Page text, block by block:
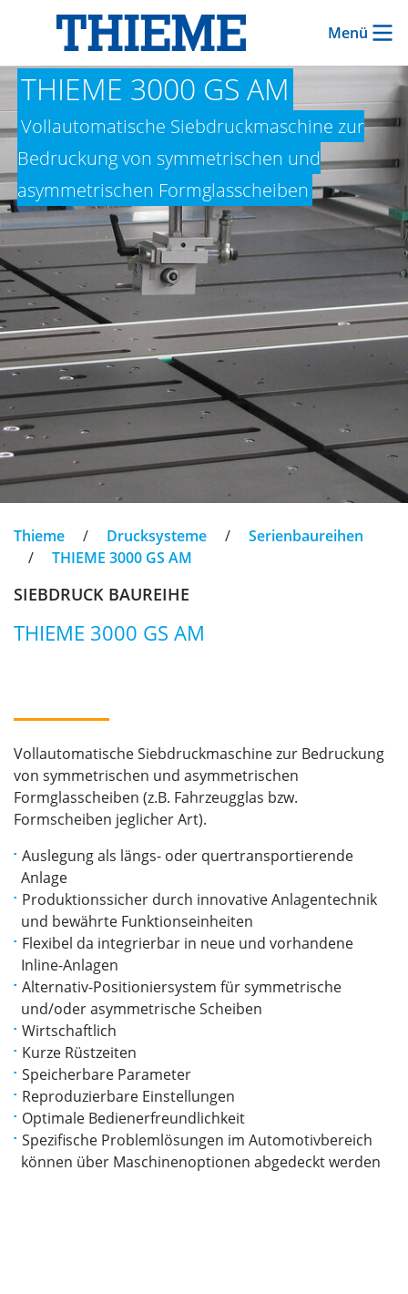
Menü
THIEME 3000 GS AM
Vollautomatische Siebdruckmaschine zur
Bedruckung von symmetrischen und
asymmetrischen Formglasscheiben
Thieme / Drucksysteme /
Serienbaureihen
/
THIEME 3000 GS AM
SIEBDRUCK BAUREIHE
THIEME 3000 GS AM
Vollautomatische Siebdruckmaschine zur Bedruckung
von symmetrischen und asymmetrischen
Formglasscheiben (z.B. Fahrzeugglas bzw.
Formscheiben jeglicher Art).
Auslegung als längs- oder quertransportierende
Anlage
Produktionssicher durch innovative Anlagentechnik
und bewährte Funktionseinheiten
Flexibel da integrierbar in neue und vorhandene
Inline-Anlagen
Alternativ-Positioniersystem für symmetrische
und/oder asymmetrische Scheiben
Wirtschaftlich
Kurze Rüstzeiten
Speicherbare Parameter
Reproduzierbare Einstellungen
Optimale Bedienerfreundlichkeit
Spezifische Problemlösungen im Automotivbereich
können über Maschinenoptionen abgedeckt werden